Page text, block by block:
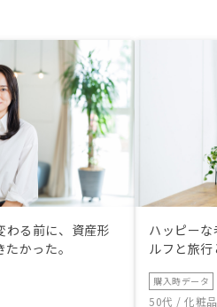
わる前に、資産形
かった。
ハッピー
ルフと旅
購入時データ
50代 / 化粧